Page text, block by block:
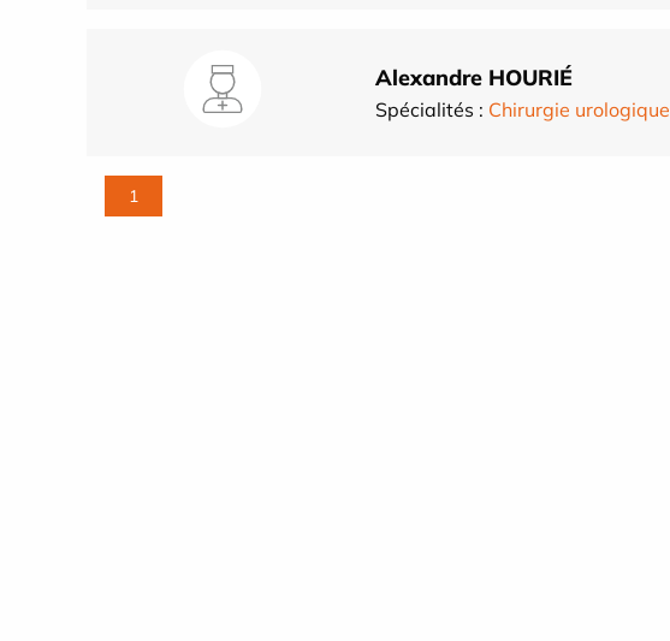
Alexandre HOURIÉ
Spécialités : Chirurgie urologique
1